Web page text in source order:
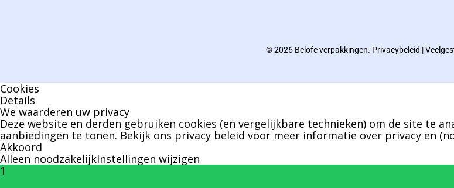
© 2026 Belofe verpakkingen. Privacybeleid |
Cookies
Details
We waarderen uw privacy
Deze website en derden gebruiken cookies (en vergelijkbare technieken) om de site te
aanbiedingen te tonen. Bekijk ons privacy beleid voor meer informatie over privacy en
Akkoord
Alleen noodzakelijkInstellingen wijzigen
1